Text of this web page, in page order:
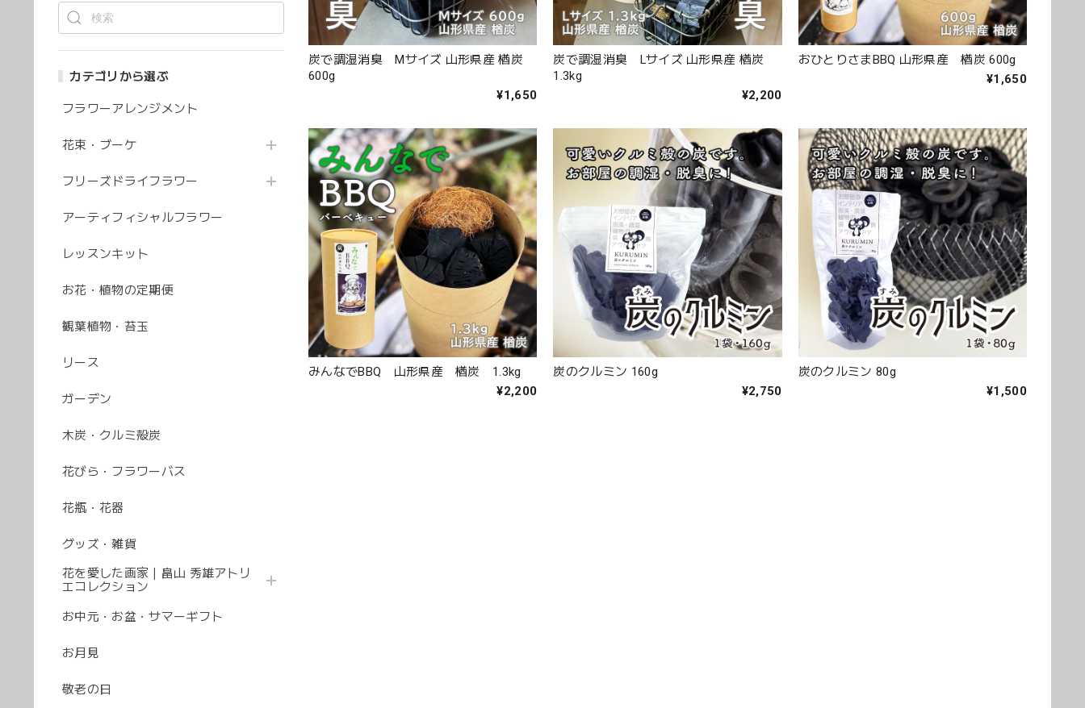
カテゴリから選ぶ
フラワーアレンジメント
花束・ブーケ
フリーズドライフラワー
アーティフィシャルフラワー
レッスンキット
お花・植物の定期便
観葉植物・苔玉
リース
ガーデン
木炭・クルミ殻炭
花びら・フラワーバス
花瓶・花器
グッズ・雑貨
花を愛した画家｜畠山 秀雄アトリ
エコレクション
お中元・お盆・サマーギフト
お月見
敬老の日
炭で調湿消臭 Mサイズ 山形県産 楢炭
600g
¥1,650
炭で調湿消臭 Lサイズ 山形県産 楢炭
1.3kg
¥2,200
おひとりさまBBQ 山形県産 楢炭 600g
¥1,650
みんなでBBQ 山形県産 楢炭 1.3kg
¥2,200
炭のクルミン 160g
¥2,750
炭のクルミン 80g
¥1,500